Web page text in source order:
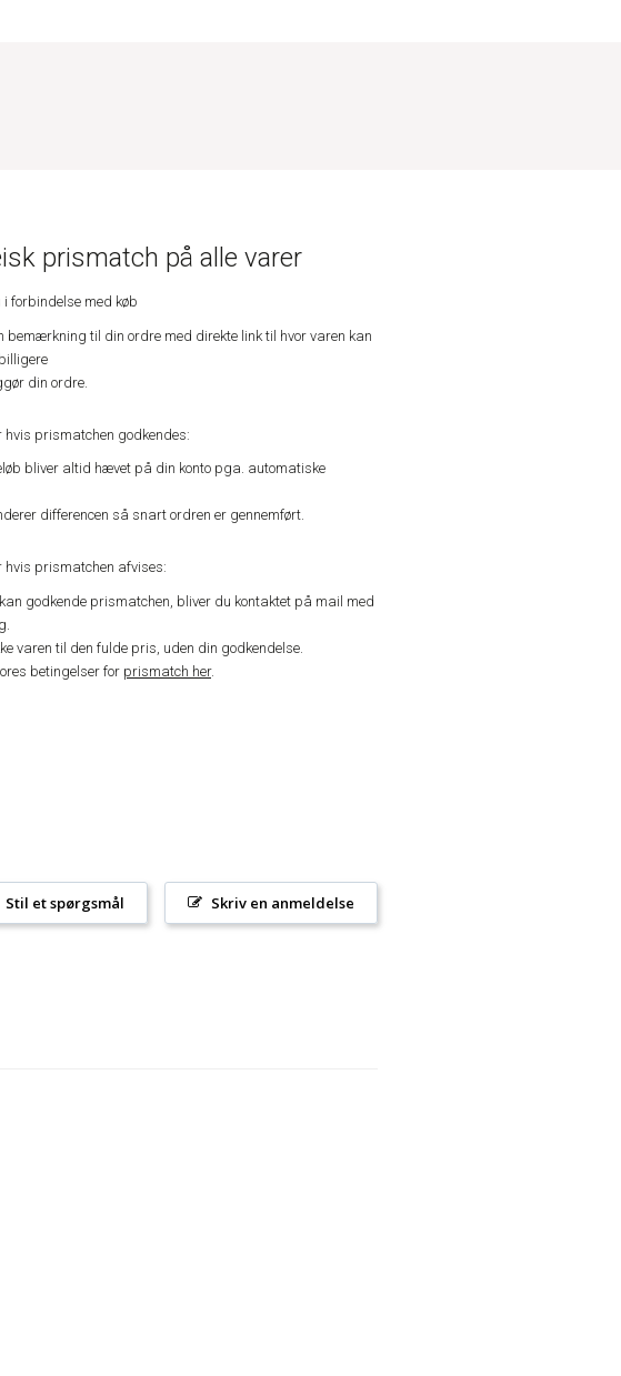
prismatch på alle varer
forbindelse med køb
bemærkning til din ordre med direkte link til hvor varen kan
din ordre.
hvis prismatchen godkendes:
bliver altid hævet på din konto pga. automatiske
differencen så snart ordren er gennemført.
hvis prismatchen afvises:
godkende prismatchen, bliver du kontaktet på mail med
varen til den fulde pris, uden din godkendelse.
betingelser for prismatch her.
Skriv en anmeldelse
Stil et spørgsmål